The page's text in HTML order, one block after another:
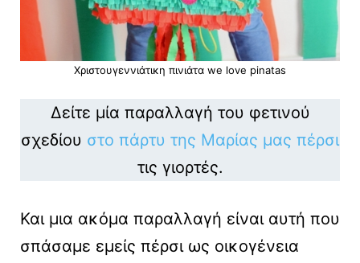
Χριστουγεννιάτικη πινιάτα we love pinatas
Δείτε μία παραλλαγή του φετινού
σχεδίου στο πάρτυ της Μαρίας μας πέρσι
τις γιορτές.
Και μια ακόμα παραλλαγή είναι αυτή που
σπάσαμε εμείς πέρσι ως οικογένεια